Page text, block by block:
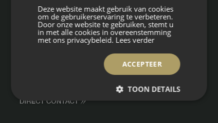
“Ons werkgebied is veelzijdig: van de Veluwse bossen en
Randmeren tot en met de fraaie coulisselandschappen richting de
IJssel. Het is een omgeving met werkelijk schitterende natuur:
bos, heide, zandverstuivingen, weide en water. Kopers uit het
westen van het land ervaren wonen in dit gebied vaak als een
permanent vakantiegevoel. Met als mooi voordeel dat het westen
DIRECT CONTACT
Deze website maakt gebruik van cookies
om de gebruikerservaring te verbeteren.
Door onze website te gebruiken, stemt u
in met alle cookies in overeenstemming
met ons privacybeleid. Lees verder
ACCEPTEER
TOON DETAILS